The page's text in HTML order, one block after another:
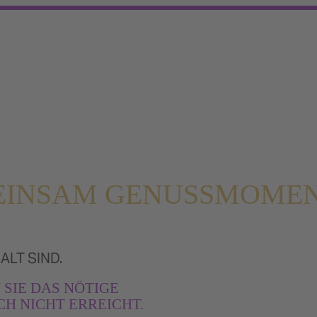
SIND.
DAS NÖTIGE
NICHT ERREICHT.